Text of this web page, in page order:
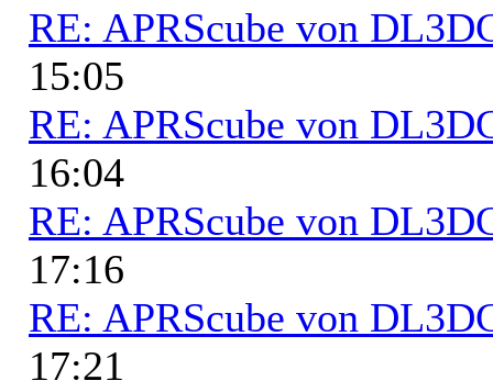
RE: APRScube von
15:05
RE: APRScube von
16:04
RE: APRScube von
17:16
RE: APRScube von
17:21